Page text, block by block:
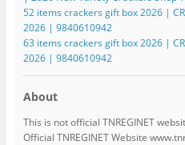
52 items crackers gift box 2026 |
2026 | 9840610942
63 items crackers gift box 2026 |
2026 | 9840610942
About
This is not official TNREGINET
Official TNREGINET Website